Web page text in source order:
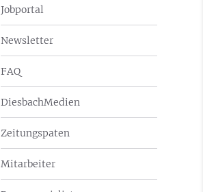
Jobportal
Newsletter
FAQ
DiesbachMedien
Zeitungspaten
Mitarbeiter